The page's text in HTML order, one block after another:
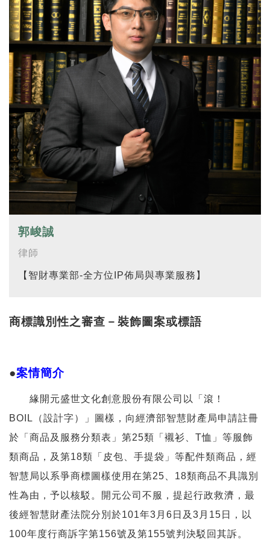
郭峻誠
律師
【智財專業部-全方位IP佈局與專業服務】
商標識別性之審查－裝飾圖案或標語
●案情簡介
緣開元盛世文化創意股份有限公司以「滾！
BOIL（設計字）」圖樣，向經濟部智慧財產局申請註冊
於「商品及服務分類表」第25類「襯衫、T恤」等服飾
類商品，及第18類「皮包、手提袋」等配件類商品，經
智慧局以系爭商標圖樣使用在第25、18類商品不具識別
性為由，予以核駁。開元公司不服，提起行政救濟，最
後經智慧財產法院分別於101年3月6日及3月15日，以
100年度行商訴字第156號及第155號判決駁回其訴。